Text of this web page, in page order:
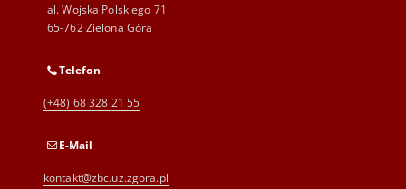
al. Wojska Polskiego 71
65-762 Zielona Góra
Telefon
(+48) 68 328 21 55
E-Mail
kontakt@zbc.uz.zgora.pl